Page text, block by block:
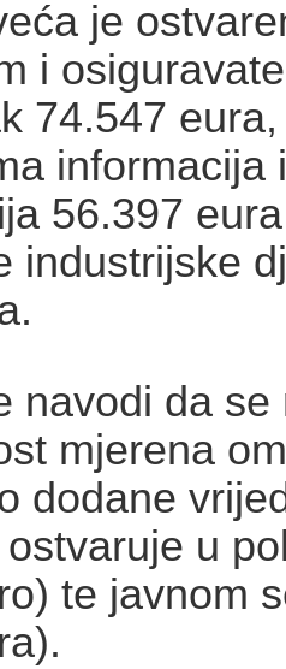
je
i
74.547
informacija i
56.397
industrijske
navodi da se
mjerena
dodane
u
te javnom